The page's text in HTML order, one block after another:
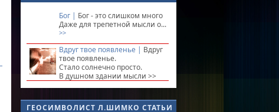
Бог | Бог - это слишком много
Даже для трепетной мысли о...
>>
Вдруг твое появленье | Вдруг
твое появленье.
Стало солнечно просто.
В душном здании мысли >>
ГЕОСИМВОЛИСТ Л.ШИМКО СТАТЬИ